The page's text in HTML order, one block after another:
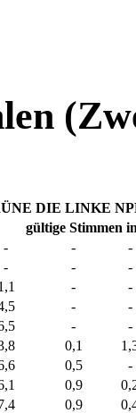
DIE LINKE
gültige Stimmen
- -
-
- -
-
-
-
-
-
-
-
0,1
0,5
-
0,9
0,9